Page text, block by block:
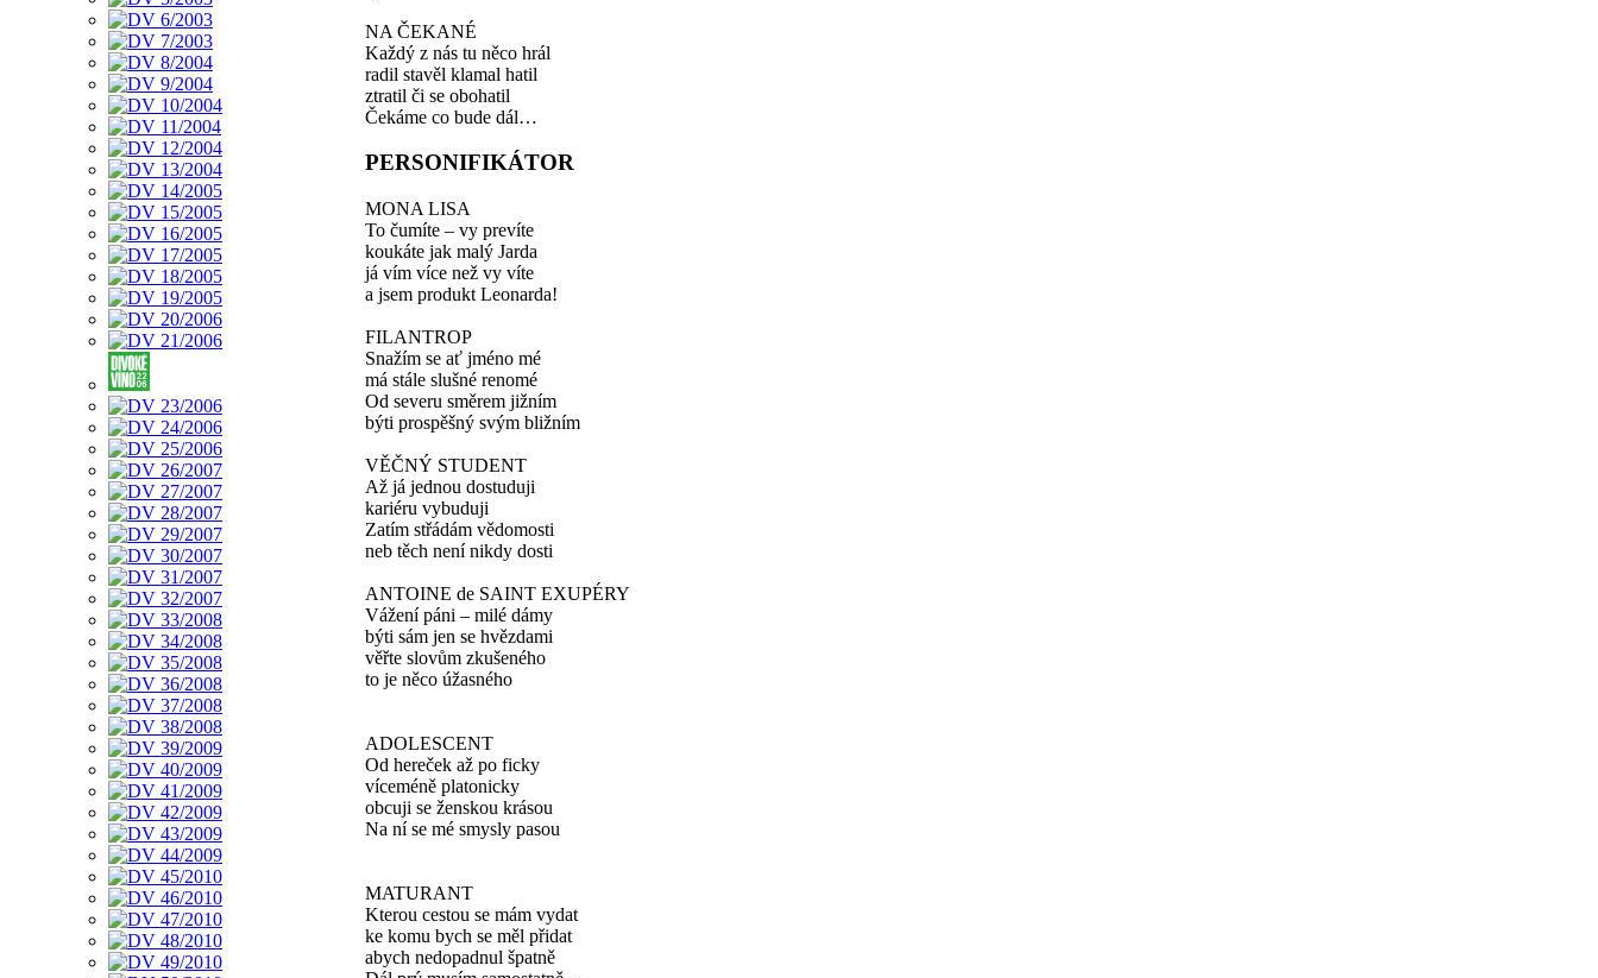
NA ČEKANÉ
Každý z nás tu něco hrál
radil stavěl klamal hatil
ztratil či se obohatil
Čekáme co bude dál…
PERSONIFIKÁTOR
MONA LISA
To čumíte – vy prevíte
koukáte jak malý Jarda
já vím více než vy víte
a jsem produkt Leonarda!
FILANTROP
Snažím se ať jméno mé
má stále slušné renomé
Od severu směrem jižním
býti prospěšný svým bližním
VĚČNÝ STUDENT
Až já jednou dostuduji
kariéru vybuduji
Zatím střádám vědomosti
neb těch není nikdy dosti
ANTOINE de SAINT EXUPÉRY
Vážení páni – milé dámy
býti sám jen se hvězdami
věřte slovům zkušeného
to je něco úžasného
ADOLESCENT
Od hereček až po ficky
víceméně platonicky
obcuji se ženskou krásou
Na ní se mé smysly pasou
MATURANT
Kterou cestou se mám vydat
ke komu bych se měl přidat
abych nedopadnul špatně